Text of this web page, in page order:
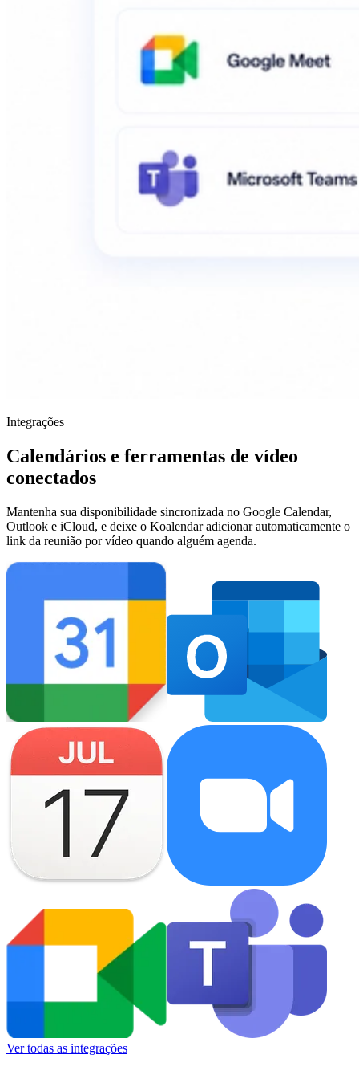
Integrações
Calendários e ferramentas de vídeo
conectados
Mantenha sua disponibilidade sincronizada no Google Calendar,
Outlook e iCloud, e deixe o Koalendar adicionar automaticamente o
link da reunião por vídeo quando alguém agenda.
Ver todas as integrações